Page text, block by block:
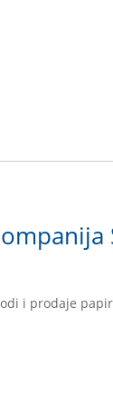
i prodaje